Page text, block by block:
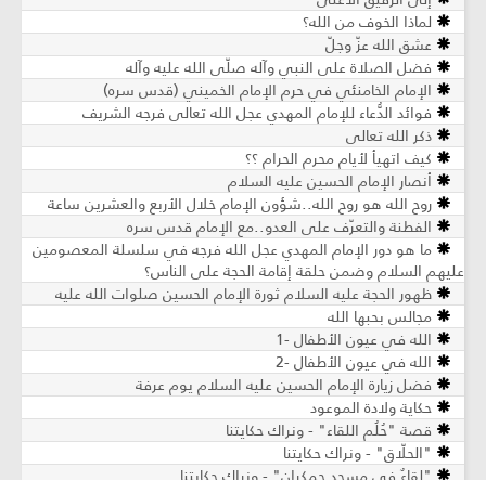
لماذا الخوف من الله؟
عشق الله عزّ وجلّ
فضل الصلاة على النبي وآله صلّى الله عليه وآله
الإمام الخامنئي في حرم الإمام الخميني (قدس سره)
فوائد الدُّعاء للإمام المهدي عجل الله تعالى فرجه الشريف
ذكر الله تعالى
كيف اتهيأ لأيام محرم الحرام ؟؟
أنصار الإمام الحسين عليه السلام
روح الله هو روح الله..شؤون الإمام خلال الأربع والعشرين ساعة
الفطنة والتعرّف على العدو..مع الإمام قدس سره
ما هو دور الإمام المهدي عجل الله فرجه في سلسلة المعصومين
عليهم السلام وضمن حلقة إقامة الحجة على الناس؟
ظهور الحجة عليه السلام ثورة الإمام الحسين صلوات الله عليه
مجالس بحبها الله
الله في عيون الأطفال -1
الله في عيون الأطفال -2
فضل زيارة الإمام الحسين عليه السلام يوم عرفة
حكاية ولادة الموعود
قصة "حُلُم اللقاء" - ونراك حكايتنا
"الحلّاق" - ونراك حكايتنا